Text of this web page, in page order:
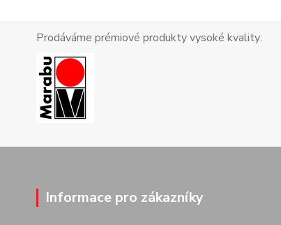
Prodáváme prémiové produkty vysoké kvality:
Informace pro zákazníky